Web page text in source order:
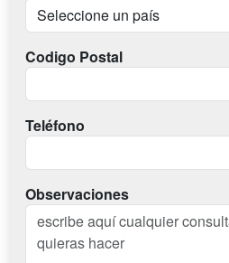
Codigo Postal
Teléfono
Observaciones